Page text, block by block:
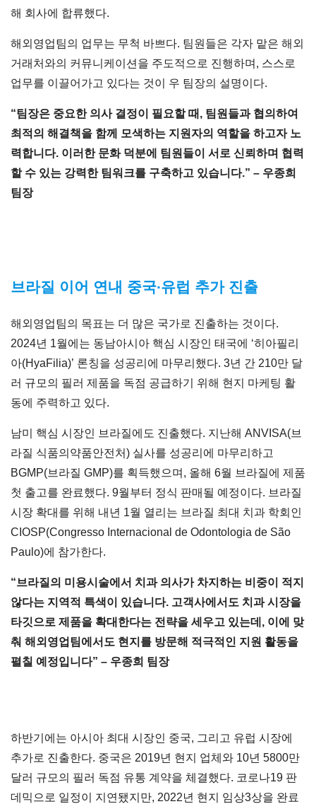
해 회사에 합류했다.
해외영업팀의 업무는 무척 바쁘다. 팀원들은 각자 맡은 해외
거래처와의 커뮤니케이션을 주도적으로 진행하며, 스스로
업무를 이끌어가고 있다는 것이 우 팀장의 설명이다.
“팀장은 중요한 의사 결정이 필요할 때, 팀원들과 협의하여
최적의 해결책을 함께 모색하는 지원자의 역할을 하고자 노
력합니다. 이러한 문화 덕분에 팀원들이 서로 신뢰하며 협력
할 수 있는 강력한 팀워크를 구축하고 있습니다.” – 우종희
팀장
브라질 이어 연내 중국∙유럽 추가 진출
해외영업팀의 목표는 더 많은 국가로 진출하는 것이다.
2024년 1월에는 동남아시아 핵심 시장인 태국에 ‘히아필리
아(HyaFilia)’ 론칭을 성공리에 마무리했다. 3년 간 210만 달
러 규모의 필러 제품을 독점 공급하기 위해 현지 마케팅 활
동에 주력하고 있다.
남미 핵심 시장인 브라질에도 진출했다. 지난해 ANVISA(브
라질 식품의약품안전처) 실사를 성공리에 마무리하고
BGMP(브라질 GMP)를 획득했으며, 올해 6월 브라질에 제품
첫 출고를 완료했다. 9월부터 정식 판매될 예정이다. 브라질
시장 확대를 위해 내년 1월 열리는 브라질 최대 치과 학회인
CIOSP(Congresso Internacional de Odontologia de São
Paulo)에 참가한다.
“브라질의 미용시술에서 치과 의사가 차지하는 비중이 적지
않다는 지역적 특색이 있습니다. 고객사에서도 치과 시장을
타깃으로 제품을 확대한다는 전략을 세우고 있는데, 이에 맞
춰 해외영업팀에서도 현지를 방문해 적극적인 지원 활동을
펼칠 예정입니다” – 우종희 팀장
하반기에는 아시아 최대 시장인 중국, 그리고 유럽 시장에
추가로 진출한다. 중국은 2019년 현지 업체와 10년 5800만
달러 규모의 필러 독점 유통 계약을 체결했다. 코로나19 판
데믹으로 일정이 지연됐지만, 2022년 현지 임상3상을 완료